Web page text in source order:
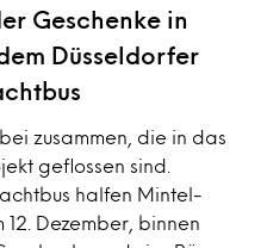
Geschenke in
Düsseldorfer
zusammen, die in das
geflossen sind.
halfen Mintel-
Dezember, binnen